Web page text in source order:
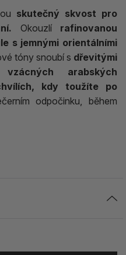
skutečný skvost pro
Okouzlí rafinovanou
s jemnými orientálními
tóny snoubí s dřevitými
vzácných arabských
kdy toužíte po
odpočinku, během